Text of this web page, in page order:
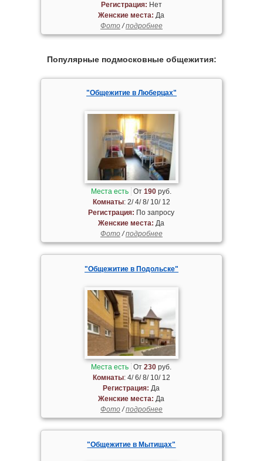
Регистрация: Нет
Женские места: Да
Фото/подробнее
Популярные подмосковные общежития:
"Общежитие в Люберцах"
Места есть От190 руб.
Комнаты: 2/ 4/ 8/ 10/ 12
Регистрация: По запросу
Женские места: Да
Фото/подробнее
"Общежитие в Подольске"
Места есть От230 руб.
Комнаты: 4/ 6/ 8/ 10/ 12
Регистрация: Да
Женские места: Да
Фото/подробнее
"Общежитие в Мытищах"